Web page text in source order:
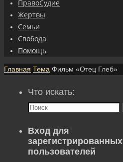
ПравоСудие
Жертвы
Семьи
Свобода
Помощь
Главная Тема Фильм «Отец Глеб»
Что искать:
Вход для
зарегистрированных
пользователей